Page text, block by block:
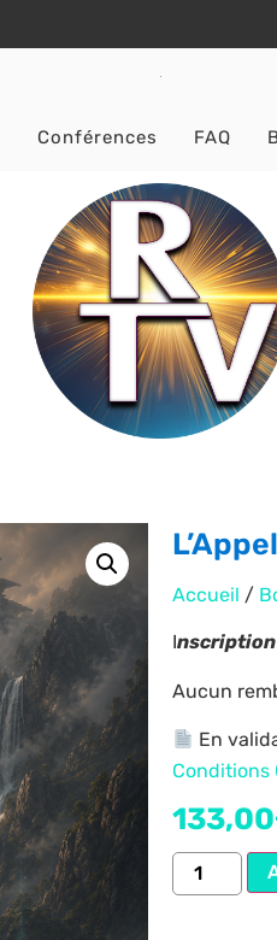
Conférences FAQ
Accueil /
I
Aucun
En
Conditions
133,00